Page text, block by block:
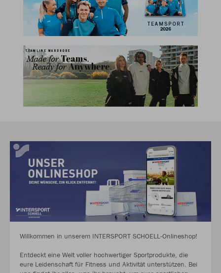
Willkommen in unserem INTERSPORT SCHOELL-Onlineshop!
Entdeckt eine Welt voller hochwertiger Sportprodukte, die
eure Leidenschaft für Fitness und Aktivität unterstützen. Bei